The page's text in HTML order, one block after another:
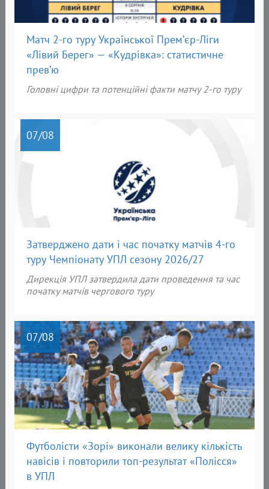
Матч 2-го туру Української Прем’єр-Ліги
«Лівий Берег» — «Кудрівка»: статистичне
прев’ю
Головні цифри та потенційні факти матчу 2-го туру
07/08
Затверджено дати і час початку матчів 4-го
туру Чемпіонату УПЛ сезону 2026/27
Дирекція УПЛ затвердила дати проведення та час
початку матчів чергового туру
07/08
Футболісти «Зорі» виконали велику кількість
навісів і повторили топ-результат «Полісся»
в УПЛ